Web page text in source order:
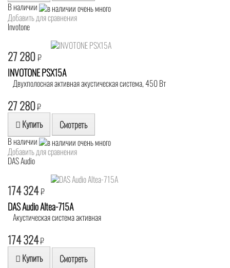
В наличии
Добавить для сравнения
Invotone
27 280₽
INVOTONE PSX15A
Двухполосная активная акустическая система, 450 Вт
27 280₽
Купить Смотреть
В наличии
Добавить для сравнения
DAS Audio
174 324₽
DAS Audio Altea-715A
Акустическая система активная
174 324₽
Купить Смотреть